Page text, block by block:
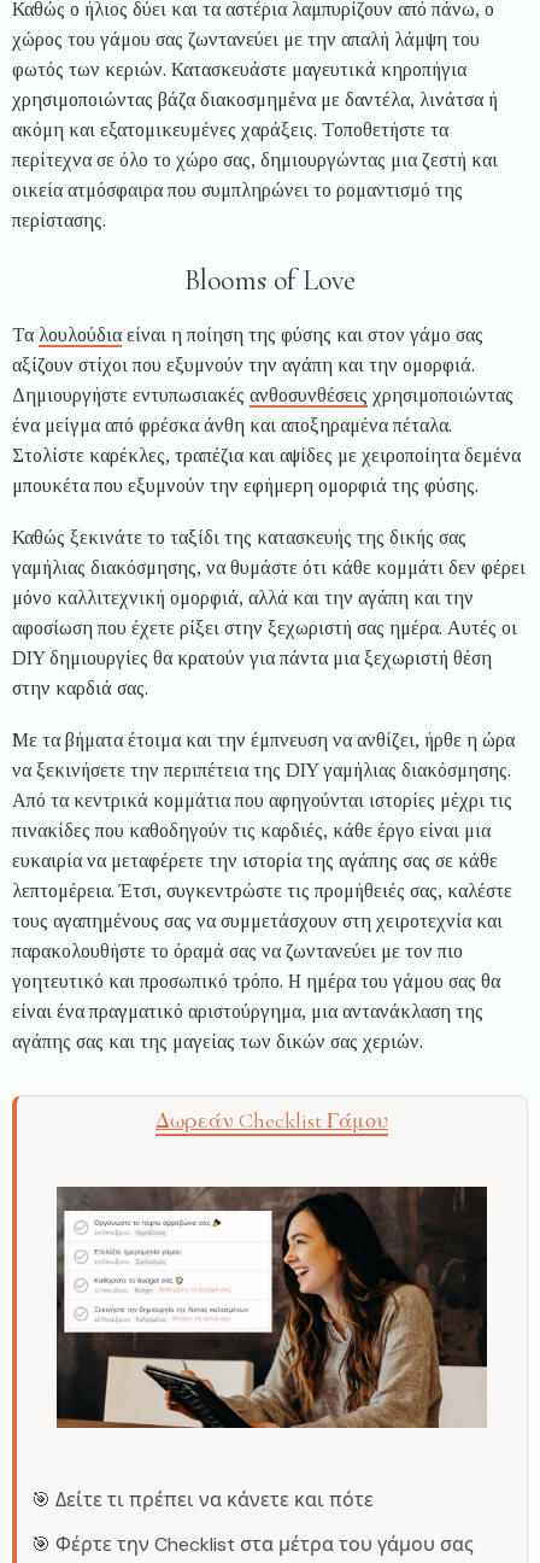
Καθώς ο ήλιος δύει και τα αστέρια λαμπυρίζουν από πάνω, ο
χώρος του γάμου σας ζωντανεύει με την απαλή λάμψη του
φωτός των κεριών. Κατασκευάστε μαγευτικά κηροπήγια
χρησιμοποιώντας βάζα διακοσμημένα με δαντέλα, λινάτσα ή
ακόμη και εξατομικευμένες χαράξεις. Τοποθετήστε τα
περίτεχνα σε όλο το χώρο σας, δημιουργώντας μια ζεστή και
οικεία ατμόσφαιρα που συμπληρώνει το ρομαντισμό της
περίστασης.
Blooms of Love
Τα λουλούδια είναι η ποίηση της φύσης και στον γάμο σας
αξίζουν στίχοι που εξυμνούν την αγάπη και την ομορφιά.
Δημιουργήστε εντυπωσιακές ανθοσυνθέσεις χρησιμοποιώντας
ένα μείγμα από φρέσκα άνθη και αποξηραμένα πέταλα.
Στολίστε καρέκλες, τραπέζια και αψίδες με χειροποίητα δεμένα
μπουκέτα που εξυμνούν την εφήμερη ομορφιά της φύσης.
Καθώς ξεκινάτε το ταξίδι της κατασκευής της δικής σας
γαμήλιας διακόσμησης, να θυμάστε ότι κάθε κομμάτι δεν φέρει
μόνο καλλιτεχνική ομορφιά, αλλά και την αγάπη και την
αφοσίωση που έχετε ρίξει στην ξεχωριστή σας ημέρα. Αυτές οι
DIY δημιουργίες θα κρατούν για πάντα μια ξεχωριστή θέση
στην καρδιά σας.
Με τα βήματα έτοιμα και την έμπνευση να ανθίζει, ήρθε η ώρα
να ξεκινήσετε την περιπέτεια της DIY γαμήλιας διακόσμησης.
Από τα κεντρικά κομμάτια που αφηγούνται ιστορίες μέχρι τις
πινακίδες που καθοδηγούν τις καρδιές, κάθε έργο είναι μια
ευκαιρία να μεταφέρετε την ιστορία της αγάπης σας σε κάθε
λεπτομέρεια. Έτσι, συγκεντρώστε τις προμήθειές σας, καλέστε
τους αγαπημένους σας να συμμετάσχουν στη χειροτεχνία και
παρακολουθήστε το όραμά σας να ζωντανεύει με τον πιο
γοητευτικό και προσωπικό τρόπο. Η ημέρα του γάμου σας θα
είναι ένα πραγματικό αριστούργημα, μια αντανάκλαση της
αγάπης σας και της μαγείας των δικών σας χεριών.
Δωρεάν Checklist Γάμου
🎯 Δείτε τι πρέπει να κάνετε και πότε
🎯 Φέρτε την Checklist στα μέτρα του γάμου σας